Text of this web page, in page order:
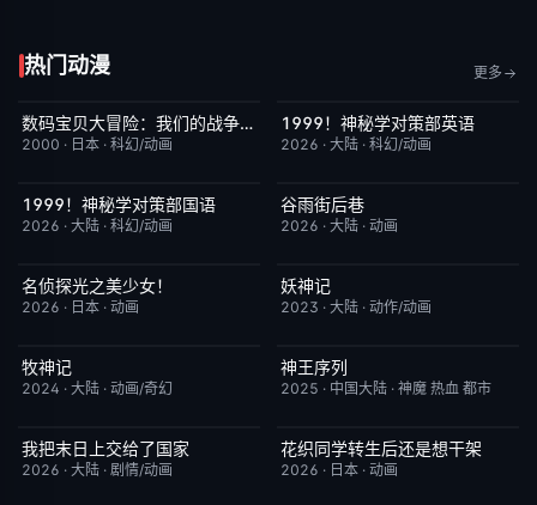
热门动漫 更多
昨日更新 8.9数码宝贝大冒险：我们的战争游戏！
2000 · 日本 · 科幻/动画
更新至第3集 10.0
1999！神秘学对策部英语
2026 · 大陆 · 科幻/动画
更新至第3集
1999！神秘学对策部国语
2026 · 大陆 · 科幻/动画
更新至第4集
谷雨街后巷
2026 · 大陆 · 动画
更新至第28集
名侦探光之美少女！
2026 · 日本 · 动画
更新至第441集
妖神记
2023 · 大陆 · 动作/动画
更新至第95集
牧神记
2024 · 大陆 · 动画/奇幻
更新至第202集
神王序列
2025 · 中国大陆 · 神魔 热血 都市
更新至第32集
我把末日上交给了国家
2026 · 大陆 · 剧情/动画
更新至第05集
花织同学转生后还是想干架
2026 · 日本 · 动画